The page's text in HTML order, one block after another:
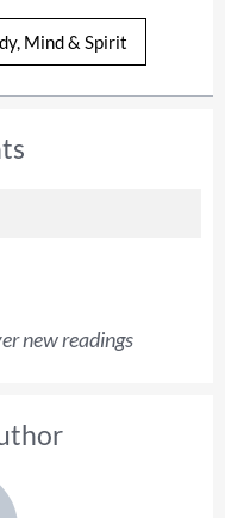
Mind & Spirit
new readings